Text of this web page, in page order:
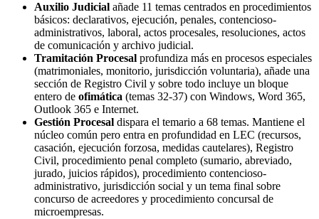
Auxilio Judicial añade 11 temas centrados en procedimientos
básicos: declarativos, ejecución, penales, contencioso-
administrativos, laboral, actos procesales, resoluciones, actos
de comunicación y archivo judicial.
Tramitación Procesal profundiza más en procesos especiales
(matrimoniales, monitorio, jurisdicción voluntaria), añade una
sección de Registro Civil y sobre todo incluye un bloque
entero de ofimática (temas 32-37) con Windows, Word 365,
Outlook 365 e Internet.
Gestión Procesal dispara el temario a 68 temas. Mantiene el
núcleo común pero entra en profundidad en LEC (recursos,
casación, ejecución forzosa, medidas cautelares), Registro
Civil, procedimiento penal completo (sumario, abreviado,
jurado, juicios rápidos), procedimiento contencioso-
administrativo, jurisdicción social y un tema final sobre
concurso de acreedores y procedimiento concursal de
microempresas.